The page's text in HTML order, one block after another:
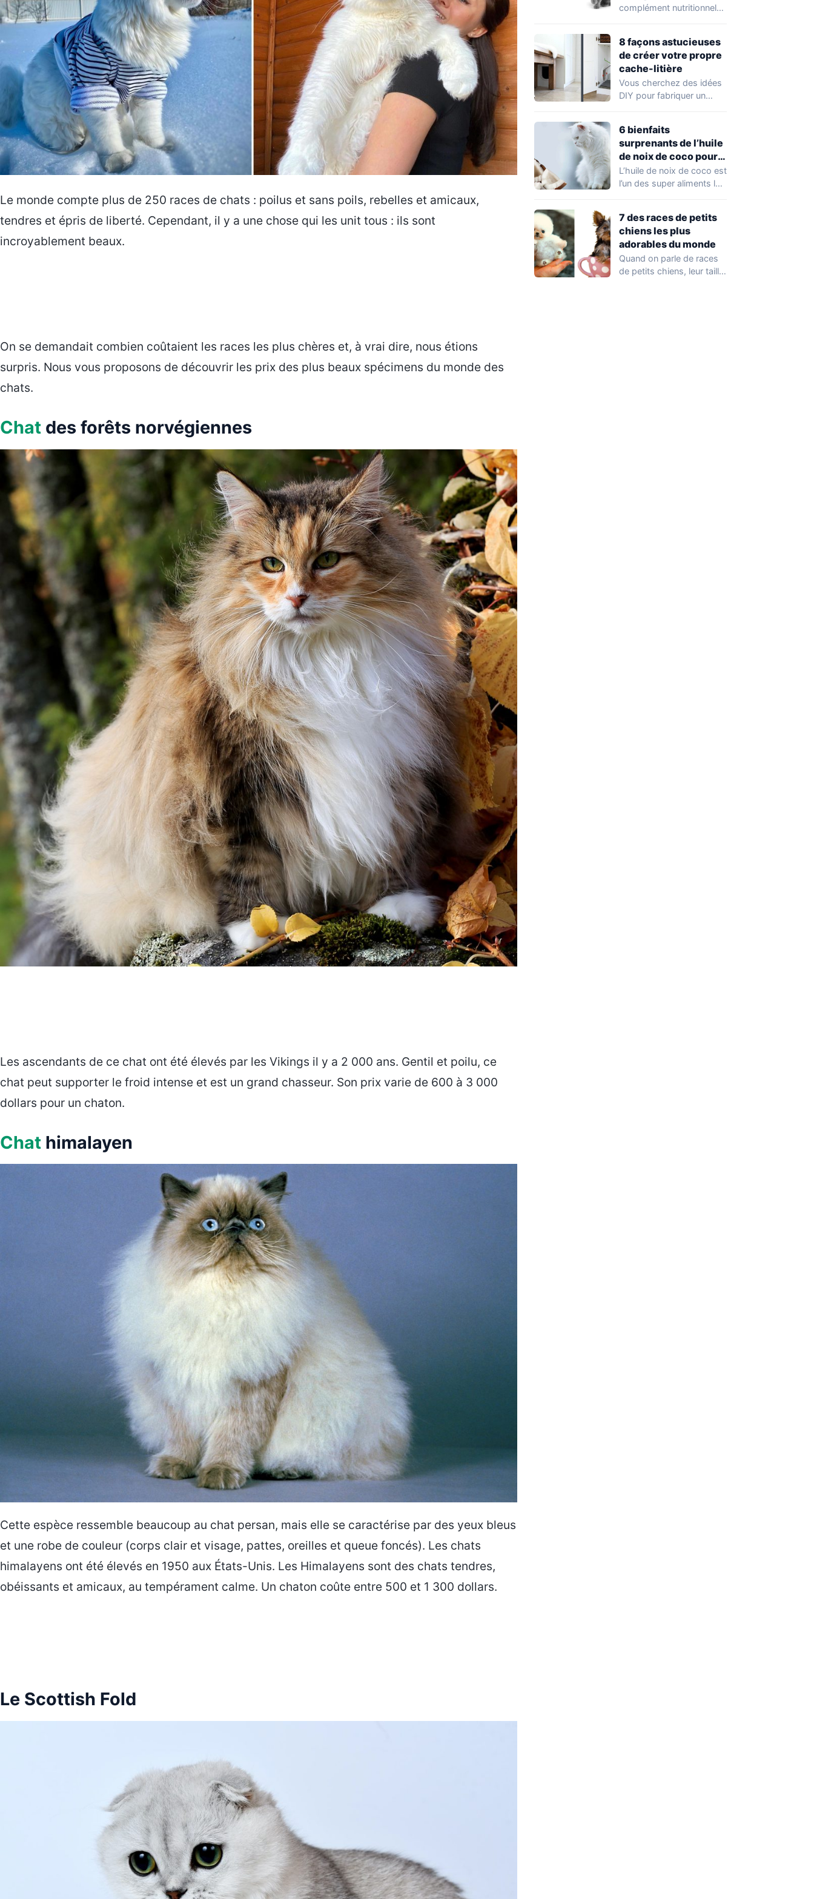
Le monde compte plus de 250 races de chats : poilus et sans poils, rebelles et amicaux,
tendres et épris de liberté. Cependant, il y a une chose qui les unit tous : ils sont
incroyablement beaux.
On se demandait combien coûtaient les races les plus chères et, à vrai dire, nous étions
surpris. Nous vous proposons de découvrir les prix des plus beaux spécimens du monde des
chats.
Chat des forêts norvégiennes
Les ascendants de ce chat ont été élevés par les Vikings il y a 2 000 ans. Gentil et poilu, ce
chat peut supporter le froid intense et est un grand chasseur. Son prix varie de 600 à 3 000
dollars pour un chaton.
Chat himalayen
Cette espèce ressemble beaucoup au chat persan, mais elle se caractérise par des yeux bleus
et une robe de couleur (corps clair et visage, pattes, oreilles et queue foncés). Les chats
himalayens ont été élevés en 1950 aux États-Unis. Les Himalayens sont des chats tendres,
obéissants et amicaux, au tempérament calme. Un chaton coûte entre 500 et 1 300 dollars.
Le Scottish Fold
complément nutritionnel
saumon…
8 façons astucieuses
de créer votre propre
cache-litière
Vous cherchez des idées
DIY pour fabriquer un
6 bienfaits
surprenants de l’huile
de noix de coco pour
la santé de votre chat
L’huile de noix de coco est
l’un des super aliments les
7 des races de petits
chiens les plus
adorables du monde
Quand on parle de races
de petits chiens, leur taille